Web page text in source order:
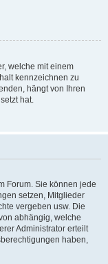
welche mit einem
kennzeichnen zu
hängt von Ihren
hat.
Forum. Sie können jede
setzen, Mitglieder
vergeben usw. Die
abhängig, welche
Administrator erteilt
haben,